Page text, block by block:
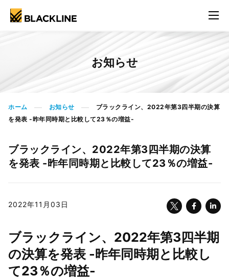
お知らせ
ホーム お知らせ
ブラックライン、2022年第3四半期の決算
を発表 -昨年同時期と比較して23％の増益-
ブラックライン、2022年第3四半期の決算
を発表 -昨年同時期と比較して23％の増益-
2022年11月03日
ブラックライン、2022年第3四半期
の決算を発表 -昨年同時期と比較し
て23％の増益-